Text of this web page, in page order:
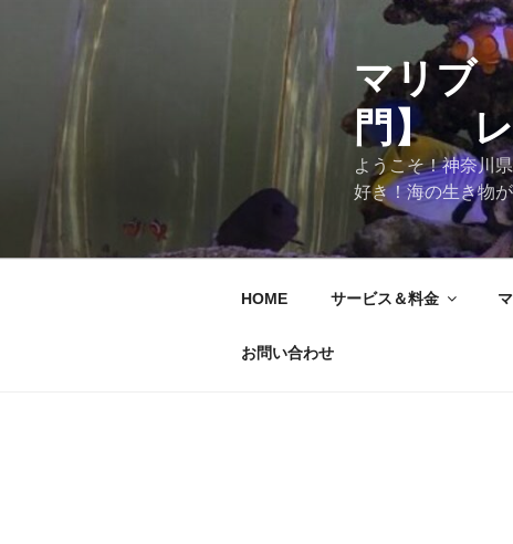
マリブ
門】 レ
ようこそ！神奈川
好き！海の生き物
HOME サービス＆料金
お問い合わせ